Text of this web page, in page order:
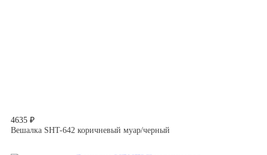
4635 ₽
Вешалка SHT-642 коричневый муар/черный